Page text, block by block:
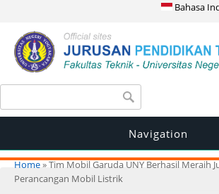
Bahasa
Search form
Navigation
You are here
Home» Tim Mobil Garuda UNY Berhasil Meraih
Perancangan Mobil Listrik